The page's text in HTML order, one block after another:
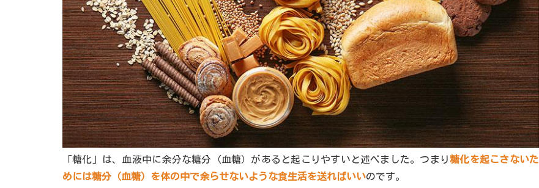
「糖化」は、血液中に余分な糖分（血糖）があると起こりやすいと述べました。つまり糖化を起こさないた
めには糖分（血糖）を体の中で余らせないような食生活を送ればいいのです。